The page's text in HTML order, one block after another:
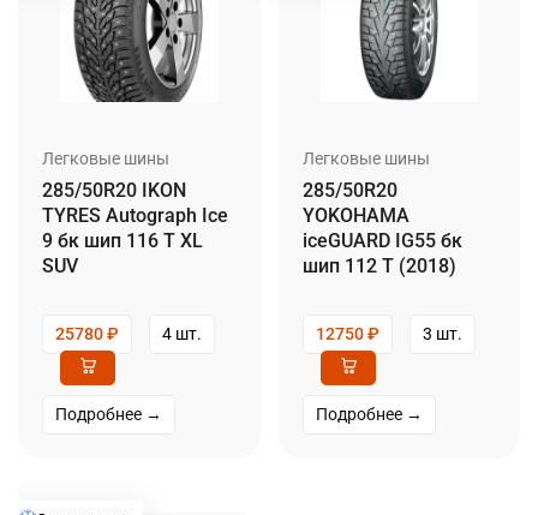
Легковые шины
285/50R20 IKON
TYRES Autograph Ice
9 бк шип 116 T XL
SUV
25780₽ 4 шт.
Подробнее →
Легковые шины
285/50R20
YOKOHAMA
iceGUARD IG55 бк
шип 112 T (2018)
12750₽ 3 шт.
Подробнее →